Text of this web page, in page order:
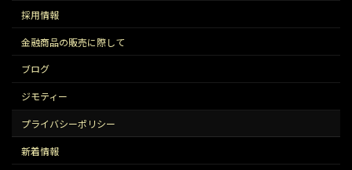
採用情報
金融商品の販売に際して
ブログ
ジモティー
プライバシーポリシー
新着情報